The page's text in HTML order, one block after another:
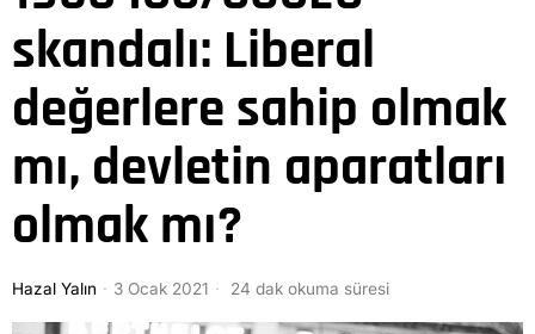
skandalı: Liberal
değerlere sahip olmak
mı, devletin aparatları
olmak mı?
Hazal Yalın 3 Ocak 2021 24 dak okuma süresi